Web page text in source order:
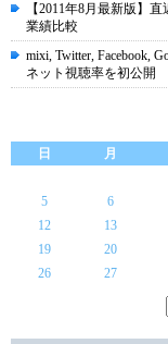
【2011年8月最新版】
業績比較
mixi, Twitter, Facebook,
ネット視聴率を初公開
日
月
5
6
12
13
19
20
26
27